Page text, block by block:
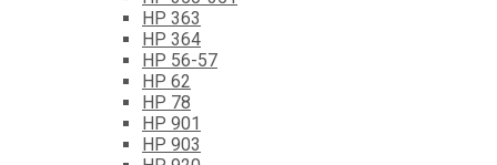
HP 363
HP 364
HP 56-57
HP 62
HP 78
HP 901
HP 903